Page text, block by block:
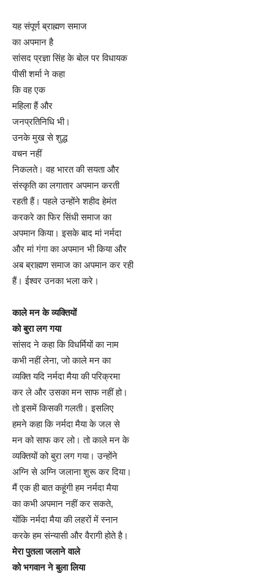
यह संपूर्ण ब्राह्मण समाज
का अपमान है
सांसद प्रज्ञा सिंह के बोल पर विधायक
पीसी शर्मा ने कहा
कि वह एक
महिला हैं और
जनप्रतिनिधि भी।
उनके मुख से शुद्ध
वचन नहीं
निकलते। वह भारत की सयता और
संस्कृति का लगातार अपमान करती
रहती हैं। पहले उन्होंने शहीद हेमंत
करकरे का फिर सिंधी समाज का
अपमान किया। इसके बाद मां नर्मदा
और मां गंगा का अपमान भी किया और
अब ब्राह्मण समाज का अपमान कर रही
हैं। ईश्वर उनका भला करे।
काले मन के व्यक्तियों
को बुरा लग गया
सांसद ने कहा कि विधर्मियों का नाम
कभी नहीं लेना, जो काले मन का
व्यक्ति यदि नर्मदा मैया की परिक्रमा
कर ले और उसका मन साफ नहीं हो।
तो इसमें किसकी गलती। इसलिए
हमने कहा कि नर्मदा मैया के जल से
मन को साफ कर लो। तो काले मन के
व्यक्तियों को बुरा लग गया। उन्होंने
अग्नि से अग्नि जलाना शुरू कर दिया।
मैं एक ही बात कहूंगी हम नर्मदा मैया
का कभी अपमान नहीं कर सकते,
योंकि नर्मदा मैया की लहरों में स्नान
करके हम संन्यासी और वैरागी होते है।
मेरा पुतला जलाने वाले
को भगवान ने बुला लिया